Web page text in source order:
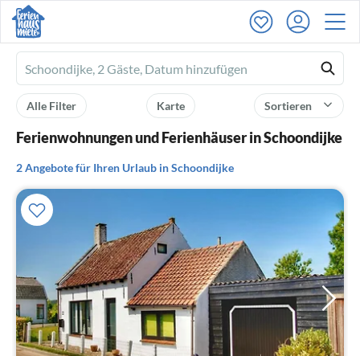
Ferienhausmiete
logo
Sortieren
Karte
Alle Filter
Ferienwohnungen und Ferienhäuser in Schoondijke
2 Angebote für Ihren Urlaub in Schoondijke